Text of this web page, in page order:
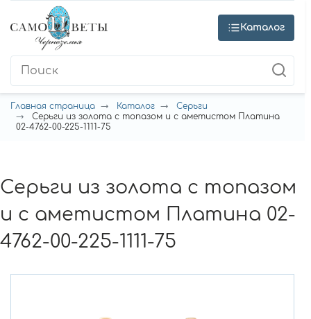
Каталог
Главная страница Каталог
Серьги
Серьги из золота с топазом и с аметистом Платина
02-4762-00-225-1111-75
Серьги из золота с топазом
и с аметистом Платина 02-
4762-00-225-1111-75